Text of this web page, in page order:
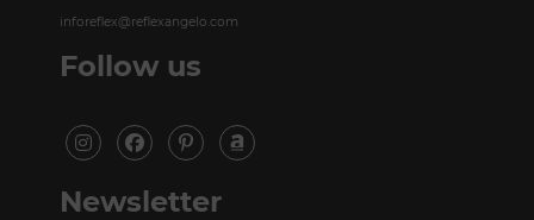
inforeflex@reflexangelo.com
Follow us
Newsletter